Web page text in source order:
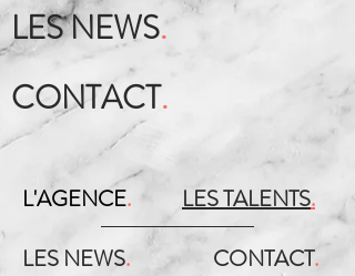
LES NEWS.
CONTACT.
L'AGENCE. LES TALENTS.
LES NEWS. CONTACT.